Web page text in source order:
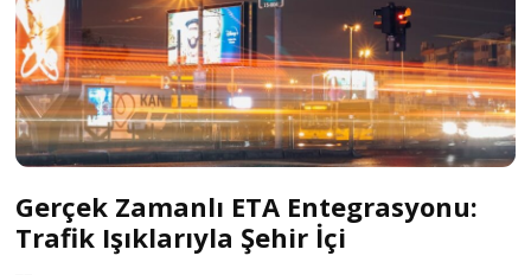
Gerçek Zamanlı ETA Entegrasyonu:
Trafik Işıklarıyla Şehir İçi